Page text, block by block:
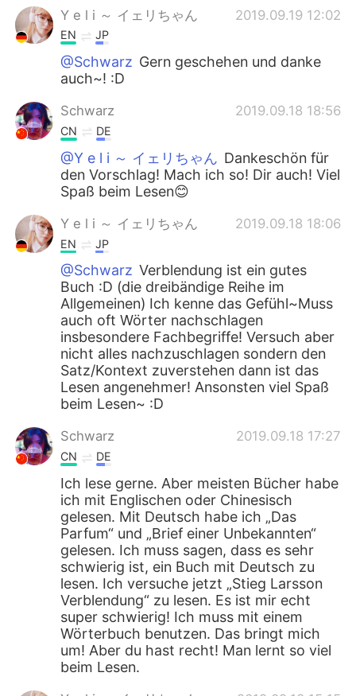
Y e l i ～ イェリちゃん
2019.09.19 12:02
EN JP
@Schwarz Gern geschehen und danke
auch~! :D
Schwarz 2019.09.18 18:56
CN DE
@Y e l i ～ イェリちゃん Dankeschön für
den Vorschlag! Mach ich so! Dir auch! Viel
Spaß beim Lesen😊
Y e l i ～ イェリちゃん 2019.09.18 18:06
EN JP
@Schwarz Verblendung ist ein gutes
Buch :D (die dreibändige Reihe im
Allgemeinen) Ich kenne das Gefühl~Muss
auch oft Wörter nachschlagen
insbesondere Fachbegriffe! Versuch aber
nicht alles nachzuschlagen sondern den
Satz/Kontext zuverstehen dann ist das
Lesen angenehmer! Ansonsten viel Spaß
beim Lesen~ :D
Schwarz 2019.09.18 17:27
CN DE
Ich lese gerne. Aber meisten Bücher habe
ich mit Englischen oder Chinesisch
gelesen. Mit Deutsch habe ich „Das
Parfum“ und „Brief einer Unbekannten“
gelesen. Ich muss sagen, dass es sehr
schwierig ist, ein Buch mit Deutsch zu
lesen. Ich versuche jetzt „Stieg Larsson
Verblendung“ zu lesen. Es ist mir echt
super schwierig! Ich muss mit einem
Wörterbuch benutzen. Das bringt mich
um! Aber du hast recht! Man lernt so viel
beim Lesen.